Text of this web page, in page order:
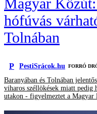
Magyar Közút:
hófúvás
Tolnában
P PestiSrácok.hu FORRÓ
Baranyában és Tolnában
viharos széllökések miatt pedig
utakon - figyelmeztet a